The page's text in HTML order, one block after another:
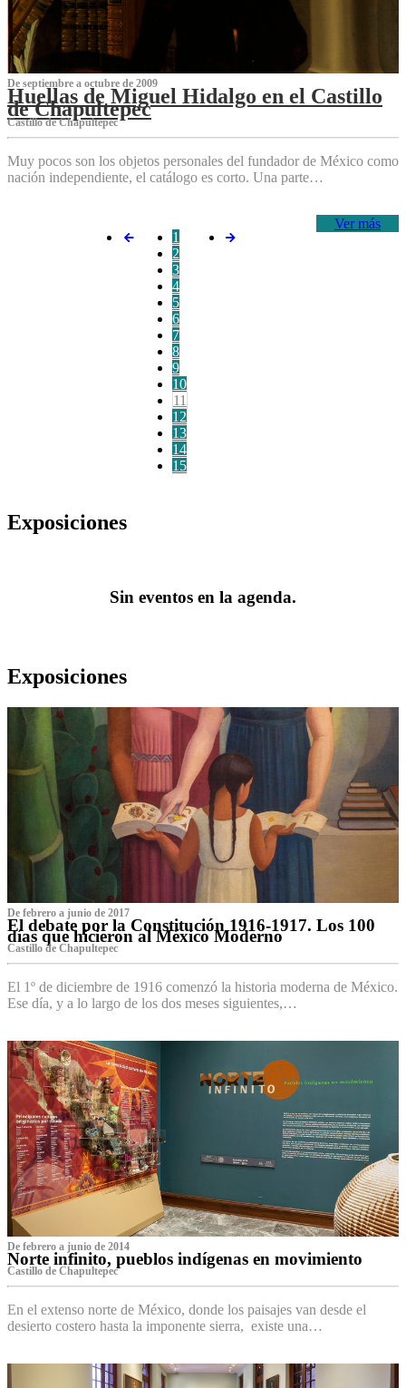
De septiembre a octubre de 2009
Huellas de Miguel Hidalgo en el Castillo
de Chapultepec
Castillo de Chapultepec
Muy pocos son los objetos personales del fundador de México como
nación independiente, el catálogo es corto. Una parte…
Ver más
1
2
3
4
5
6
7
8
9
10
11
12
13
14
15
Exposiciones
Sin eventos en la agenda.
Exposiciones
De febrero a junio de 2017
El debate por la Constitución 1916-1917. Los 100
días que hicieron al México Moderno
Castillo de Chapultepec
El 1º de diciembre de 1916 comenzó la historia moderna de México.
Ese día, y a lo largo de los dos meses siguientes,…
De febrero a junio de 2014
Norte infinito, pueblos indígenas en movimiento
Castillo de Chapultepec
En el extenso norte de México, donde los paisajes van desde el
desierto costero hasta la imponente sierra, existe una…